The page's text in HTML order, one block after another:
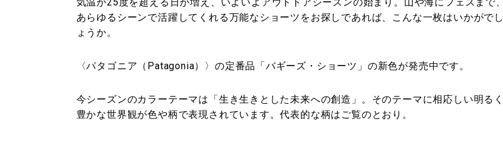
あらゆるシーンで活躍してくれる万能なショーツをお探しであれば、こんな一枚はいかがでし
ょうか。
〈パタゴニア（Patagonia）〉の定番品「バギーズ・ショーツ」の新色が発売中です。
今シーズンのカラーテーマは「生き生きとした未来への創造」。そのテーマに相応しい明るく
豊かな世界観が色や柄で表現されています。代表的な柄はご覧のとおり。